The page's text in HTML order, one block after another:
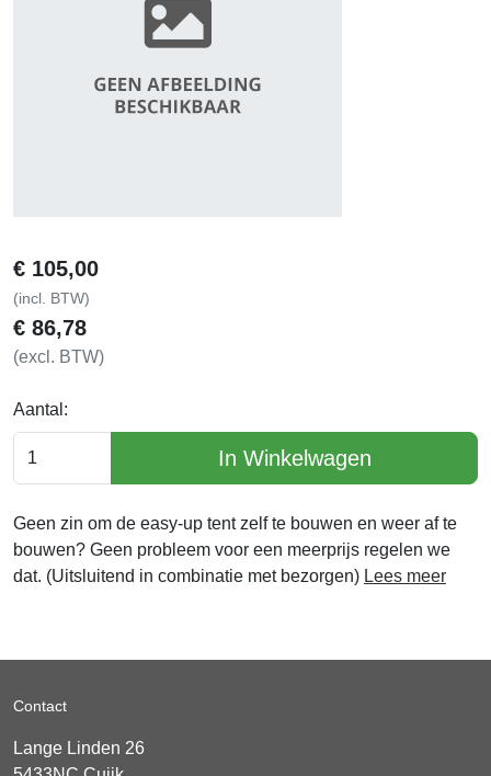
€ 105,00
(incl. BTW)
€ 86,78
(excl. BTW)
Aantal:
In Winkelwagen
Geen zin om de easy-up tent zelf te bouwen en weer af te
bouwen? Geen probleem voor een meerprijs regelen we
dat. (Uitsluitend in combinatie met bezorgen) Lees meer
Contact
Lange Linden 26